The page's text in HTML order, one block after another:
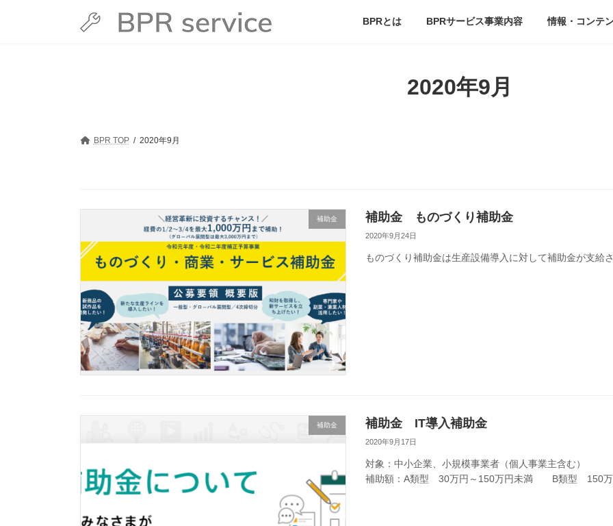
BPRとは BPRサービス事業内容 情報・コンテ
2020年9月
BPR TOP 2020年9月
補助金 補助金 ものづくり補助金
2020年9月24日
ものづくり補助金は生産設備導入に対して補助金が支給さ
補助金 補助金 IT導入補助金
2020年9月17日
対象：中小企業、小規模事業者（個人事業主含む）
補助額：A類型 30万円～150万円未満 B類型 150